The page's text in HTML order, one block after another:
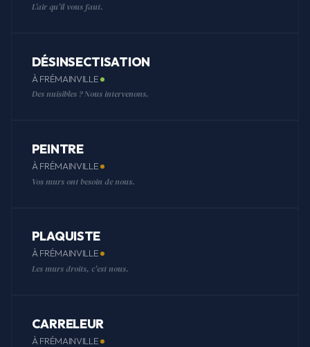
L'air qu'il vous faut.
DÉSINSECTISATION
À FRÉMAINVILLE
Des nuisibles ? Nous intervenons.
PEINTRE
À FRÉMAINVILLE
Vos murs ont besoin de nous.
PLAQUISTE
À FRÉMAINVILLE
Les murs droits, c'est nous.
CARRELEUR
À FRÉMAINVILLE